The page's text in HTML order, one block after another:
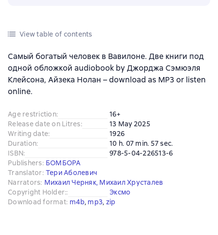
View table of contents
Самый богатый человек в Вавилоне. Две книги под
одной обложкой audiobook by Джорджа Сэмюэля
Клейсона, Айзека Нолан – download as MP3 or listen
online.
Age restriction:
16+
Release date on Litres:
13 May 2025
Writing date:
1926
Duration:
10 h. 07 min. 57 sec.
ISBN:
978-5-04-226513-6
Publishers: БОМБОРА
Translator: Тери Аболевич
Narrators: Михаил Черняк, Михаил Хрусталев
Copyright Holder::
Эксмо
Download format: m4b, mp3, zip